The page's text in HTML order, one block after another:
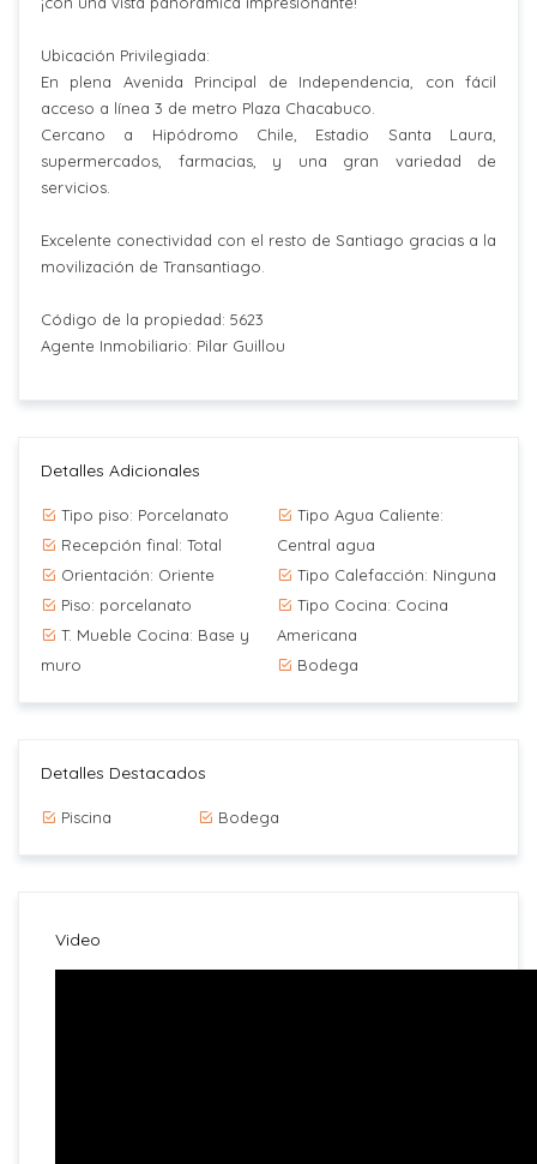
Ubicación Privilegiada:
En plena Avenida Principal de Independencia, con fácil
acceso a línea 3 de metro Plaza Chacabuco.
Cercano a Hipódromo Chile, Estadio Santa Laura,
supermercados, farmacias, y una gran variedad de
servicios.
Excelente conectividad con el resto de Santiago gracias a la
movilización de Transantiago.
Código de la propiedad: 5623
Agente Inmobiliario: Pilar Guillou
Detalles Adicionales
Tipo piso: Porcelanato
Recepción final: Total
Orientación: Oriente
Piso: porcelanato
T. Mueble Cocina: Base y
muro
Tipo Agua Caliente:
Central agua
Tipo Calefacción: Ninguna
Tipo Cocina: Cocina
Americana
Bodega
Detalles Destacados
Piscina Bodega
Video